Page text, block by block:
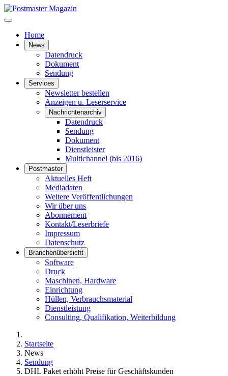
Home
News
Datendruck
Dokument
Sendung
Services
Newsletter bestellen
Anzeigen u. Leserservice
Nachrichtenarchiv
Datendruck
Sendung
Dokument
Dienstleister
Multichannel (bis 2016)
Postmaster
Aktuelles Heft
Mediadaten
Weitere Veröffentlichungen
Wir über uns
Abonnement
Kontakt/Leserbriefe
Impressum
Datenschutz
Branchenübersicht
Software
Druck
Maschinen, Hardware
Einrichtung
Hüllen, Verbrauchsmaterial
Dienstleistung
Consulting, Qualifikation, Weiterbildung
Startseite
News
Sendung
DHL Paket erhöht Preise für Geschäftskunden